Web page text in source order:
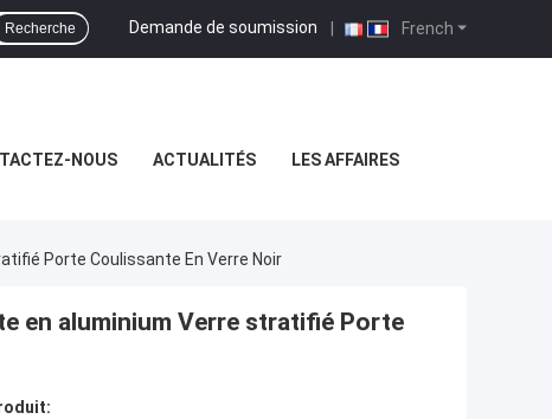
French
Demande de soumission |
Recherche
NOUS ACTUALITÉS LES AFFAIRES
Porte Coulissante En Verre Noir
en aluminium Verre stratifié Porte